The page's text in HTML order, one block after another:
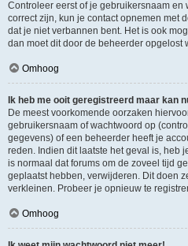
Controleer eerst of je gebruikersnaam en
correct zijn, kun je contact opnemen met
dat je niet verbannen bent. Het is ook
dan moet dit door de beheerder opgelost
Omhoog
Ik heb me ooit geregistreerd maar kan
De meest voorkomende oorzaken
gebruikersnaam of wachtwoord op
gegevens) of een beheerder heeft je
reden. Indien dit laatste het geval is, heb
is normaal dat forums om de zoveel tijd
geplaatst hebben, verwijderen. Dit doen
verkleinen. Probeer je opnieuw te
Omhoog